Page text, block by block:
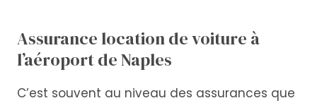
Assurance location de voiture à
l’aéroport de Naples
C’est souvent au niveau des assurances que